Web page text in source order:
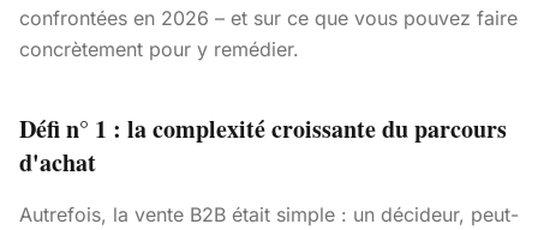
confrontées en 2026 – et sur ce que vous pouvez faire
concrètement pour y remédier.
Défi n° 1 : la complexité croissante du parcours
d'achat
Autrefois, la vente B2B était simple : un décideur, peut-